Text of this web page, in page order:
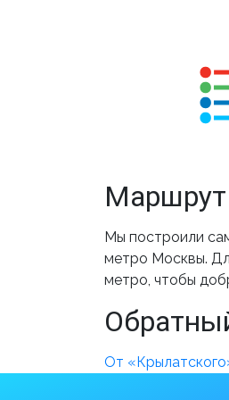
Маршрут
Мы построили
метро Москвы.
метро, чтобы
От